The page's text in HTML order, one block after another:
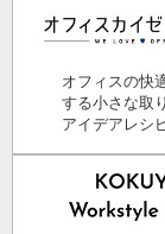
オフィスの快
する小さな取
アイデアレシ